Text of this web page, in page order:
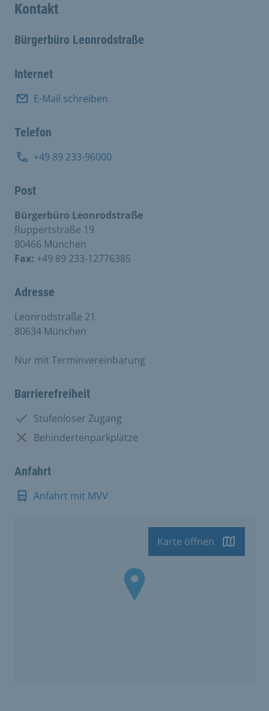
Kontakt
Bürgerbüro Leonrodstraße
Internet
E-Mail schreiben
Telefon
+49 89 233-96000
Post
Bürgerbüro Leonrodstraße
Ruppertstraße 19
80466 München
Fax: +49 89 233-12776385
Adresse
Leonrodstraße 21
80634 München
Nur mit Terminvereinbarung
Barrierefreiheit
Vorhanden:
Stufenloser Zugang
Nicht vorhanden:
Behindertenparkplätze
Anfahrt
Anfahrt mit MVV
Karte öffnen